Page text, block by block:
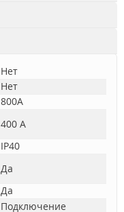
Нет
Нет
800A
400 А
IP40
Да
Да
Подключение